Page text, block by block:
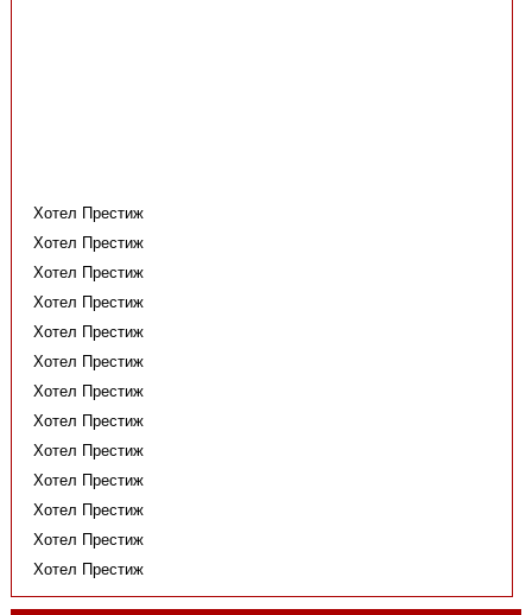
Хотел Престиж
Хотел Престиж
Хотел Престиж
Хотел Престиж
Хотел Престиж
Хотел Престиж
Хотел Престиж
Хотел Престиж
Хотел Престиж
Хотел Престиж
Хотел Престиж
Хотел Престиж
Хотел Престиж